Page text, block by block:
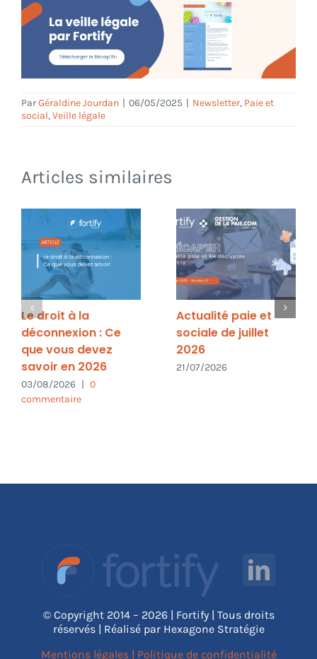
ParGéraldine Jourdan | 06/05/2025 | Newsletter, Paie et
social,Veille légale
Articles similaires
Le droit à la
déconnexion : Ce
que vous devez
savoir en 2026
03/08/2026 | 0
commentaire
Actualité paie et
sociale de juillet
2026
21/07/2026
© Copyright 2014 – 2026 | Fortify | Tous droits
réservés | Réalisé par Hexagone Stratégie
Mentions légales| Politique de confidentialité